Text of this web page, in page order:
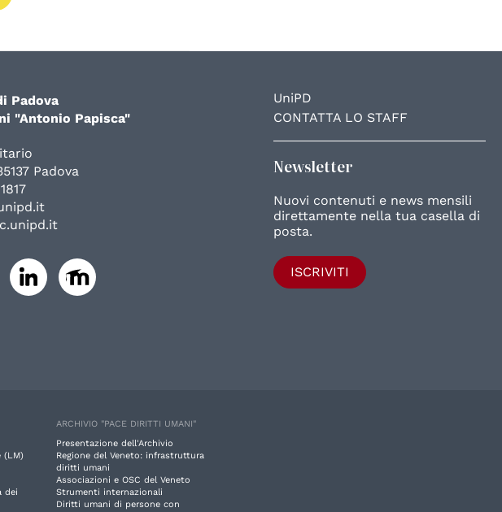
UniPD
CONTATTA LO STAFF
Newsletter
Nuovi contenuti e news mensili
direttamente nella tua casella di
posta.
ISCRIVITI
Padova
"Antonio Papisca"
Padova
(LM)
dei
ARCHIVIO "PACE DIRITTI UMANI"
Presentazione dell'Archivio
Regione del Veneto: infrastruttura
diritti umani
Associazioni e OSC del Veneto
Strumenti internazionali
Diritti umani di persone con